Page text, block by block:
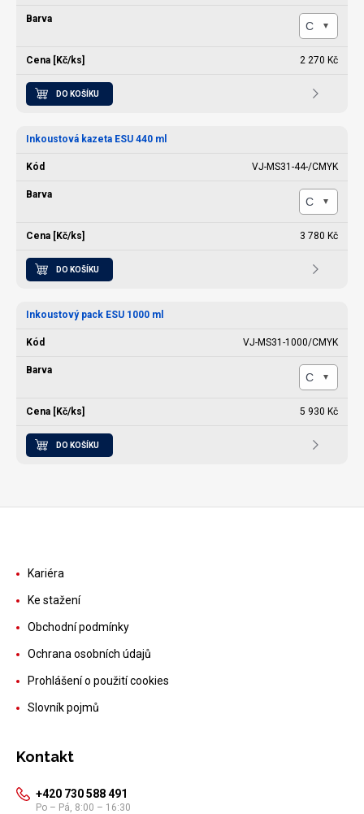
2 270 Kč
DO KOŠÍKU
Inkoustová kazeta ESU 440 ml
VJ-MS31-44-/CMYK
3 780 Kč
DO KOŠÍKU
Inkoustový pack ESU 1000 ml
VJ-MS31-1000/CMYK
5 930 Kč
DO KOŠÍKU
Kariéra
Ke stažení
Obchodní podmínky
Ochrana osobních údajů
Prohlášení o použití cookies
Slovník pojmů
Kontakt
+420 730 588 491
Po – Pá, 8:00 – 16:30